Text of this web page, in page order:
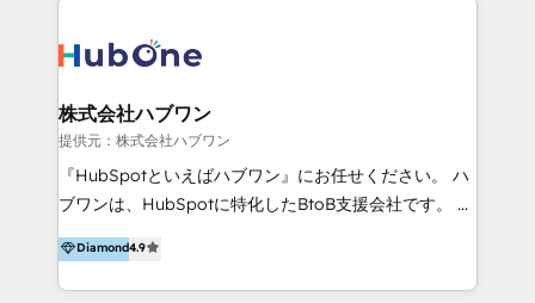
Brand Development, Growth Strategy, AI SEO &
Integrations 💎Go-To-Market (GTM) Strategies &
Account-Based Marketing 💎CMS Development &
Conversion-Focused Websites With a 5.0⭐average
rating and 140+ verified client reviews on the
businesses globally for consistent delivery and high
client satisfaction. With deep HubSpot expertise and
株式会社ハブワン
提供元：株式会社ハブワン
『HubSpotといえばハブワン』にお任せください。 ハ
ブワンは、HubSpotに特化したBtoB支援会社です。 ノ
ーコードCMS構築、CRM／MA／SFAの設計・運用、他
システムAPI連携・開発、営業定着支援、カスタマーサ
クセス体制の設計まで、ワンストップ完結できる支援体
Diamond4.9